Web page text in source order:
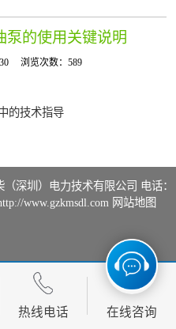
泵的使用关键说明
浏览次数：589
的技术指导
深圳）电力技术有限公司 电话：
www.gzkmsdl.com 网站地图
热线电话 在线咨询